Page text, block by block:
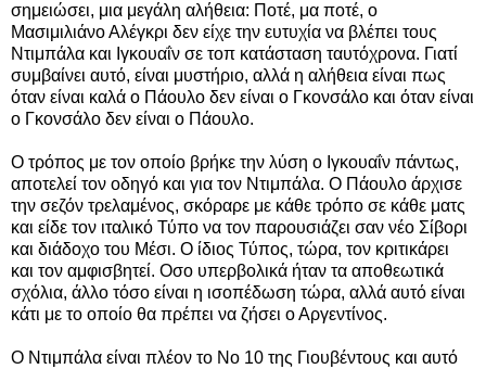
σημειώσει, μια μεγάλη αλήθεια: Ποτέ, μα ποτέ, ο
Μασιμιλιάνο Αλέγκρι δεν είχε την ευτυχία να βλέπει τους
Ντιμπάλα και Ιγκουαΐν σε τοπ κατάσταση ταυτόχρονα. Γιατί
συμβαίνει αυτό, είναι μυστήριο, αλλά η αλήθεια είναι πως
όταν είναι καλά ο Πάουλο δεν είναι ο Γκονσάλο και όταν είναι
ο Γκονσάλο δεν είναι ο Πάουλο.
Ο τρόπος με τον οποίο βρήκε την λύση ο Ιγκουαΐν πάντως,
αποτελεί τον οδηγό και για τον Ντιμπάλα. Ο Πάουλο άρχισε
την σεζόν τρελαμένος, σκόραρε με κάθε τρόπο σε κάθε ματς
και είδε τον ιταλικό Τύπο να τον παρουσιάζει σαν νέο Σίβορι
και διάδοχο του Μέσι. Ο ίδιος Τύπος, τώρα, τον κριτικάρει
και τον αμφισβητεί. Οσο υπερβολικά ήταν τα αποθεωτικά
σχόλια, άλλο τόσο είναι η ισοπέδωση τώρα, αλλά αυτό είναι
κάτι με το οποίο θα πρέπει να ζήσει ο Αργεντίνος.
Ο Ντιμπάλα είναι πλέον το Νο 10 της Γιουβέντους και αυτό